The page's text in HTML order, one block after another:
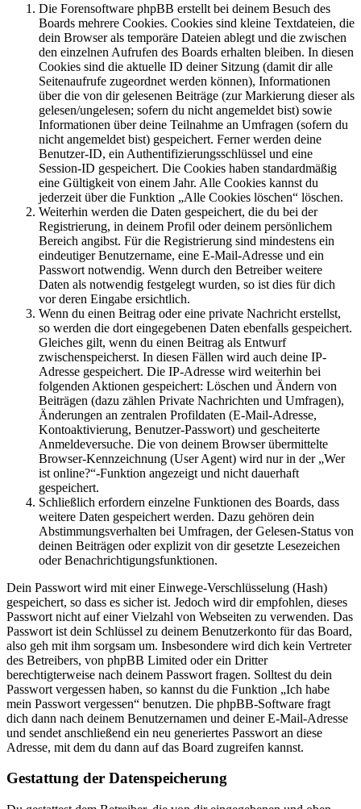
Die Forensoftware phpBB erstellt bei deinem Besuch des
Boards mehrere Cookies. Cookies sind kleine Textdateien, die
dein Browser als temporäre Dateien ablegt und die zwischen
den einzelnen Aufrufen des Boards erhalten bleiben. In diesen
Cookies sind die aktuelle ID deiner Sitzung (damit dir alle
Seitenaufrufe zugeordnet werden können), Informationen
über die von dir gelesenen Beiträge (zur Markierung dieser als
gelesen/ungelesen; sofern du nicht angemeldet bist) sowie
Informationen über deine Teilnahme an Umfragen (sofern du
nicht angemeldet bist) gespeichert. Ferner werden deine
Benutzer-ID, ein Authentifizierungsschlüssel und eine
Session-ID gespeichert. Die Cookies haben standardmäßig
eine Gültigkeit von einem Jahr. Alle Cookies kannst du
jederzeit über die Funktion „Alle Cookies löschen“ löschen.
Weiterhin werden die Daten gespeichert, die du bei der
Registrierung, in deinem Profil oder deinem persönlichem
Bereich angibst. Für die Registrierung sind mindestens ein
eindeutiger Benutzername, eine E-Mail-Adresse und ein
Passwort notwendig. Wenn durch den Betreiber weitere
Daten als notwendig festgelegt wurden, so ist dies für dich
vor deren Eingabe ersichtlich.
Wenn du einen Beitrag oder eine private Nachricht erstellst,
so werden die dort eingegebenen Daten ebenfalls gespeichert.
Gleiches gilt, wenn du einen Beitrag als Entwurf
zwischenspeicherst. In diesen Fällen wird auch deine IP-
Adresse gespeichert. Die IP-Adresse wird weiterhin bei
folgenden Aktionen gespeichert: Löschen und Ändern von
Beiträgen (dazu zählen Private Nachrichten und Umfragen),
Änderungen an zentralen Profildaten (E-Mail-Adresse,
Kontoaktivierung, Benutzer-Passwort) und gescheiterte
Anmeldeversuche. Die von deinem Browser übermittelte
Browser-Kennzeichnung (User Agent) wird nur in der „Wer
ist online?“-Funktion angezeigt und nicht dauerhaft
gespeichert.
Schließlich erfordern einzelne Funktionen des Boards, dass
weitere Daten gespeichert werden. Dazu gehören dein
Abstimmungsverhalten bei Umfragen, der Gelesen-Status von
deinen Beiträgen oder explizit von dir gesetzte Lesezeichen
oder Benachrichtigungsfunktionen.
Dein Passwort wird mit einer Einwege-Verschlüsselung (Hash)
gespeichert, so dass es sicher ist. Jedoch wird dir empfohlen, dieses
Passwort nicht auf einer Vielzahl von Webseiten zu verwenden. Das
Passwort ist dein Schlüssel zu deinem Benutzerkonto für das Board,
also geh mit ihm sorgsam um. Insbesondere wird dich kein Vertreter
des Betreibers, von phpBB Limited oder ein Dritter
berechtigterweise nach deinem Passwort fragen. Solltest du dein
Passwort vergessen haben, so kannst du die Funktion „Ich habe
mein Passwort vergessen“ benutzen. Die phpBB-Software fragt
dich dann nach deinem Benutzernamen und deiner E-Mail-Adresse
und sendet anschließend ein neu generiertes Passwort an diese
Adresse, mit dem du dann auf das Board zugreifen kannst.
Gestattung der Datenspeicherung